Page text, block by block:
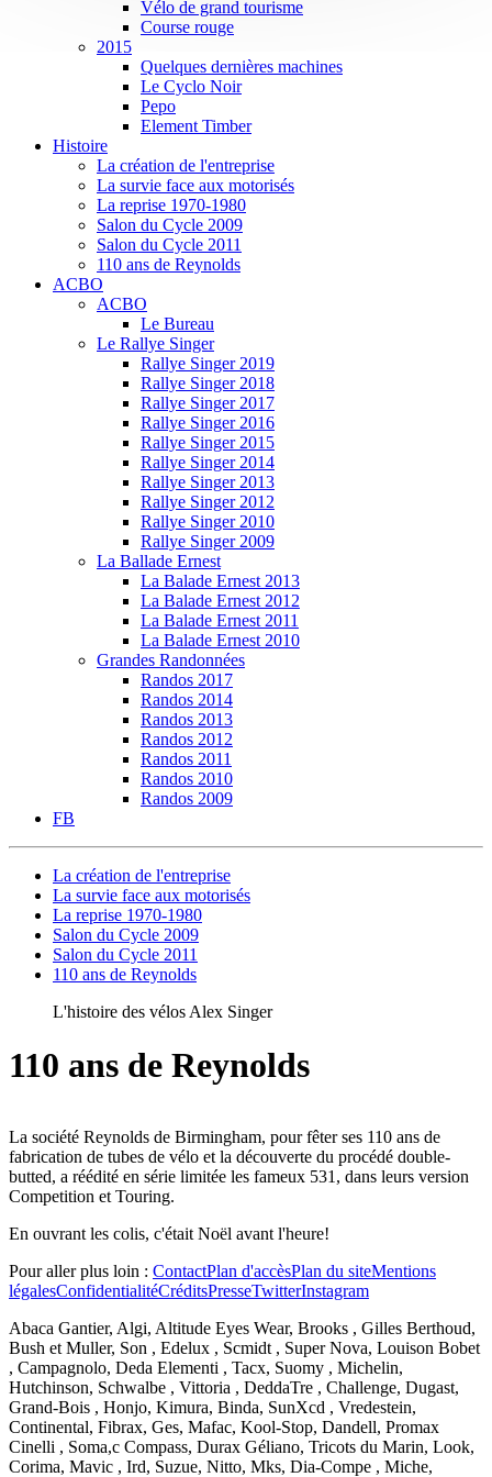
Vélo de grand tourisme
Course rouge
2015
Quelques dernières machines
Le Cyclo Noir
Pepo
Element Timber
Histoire
La création de l'entreprise
La survie face aux motorisés
La reprise 1970-1980
Salon du Cycle 2009
Salon du Cycle 2011
110 ans de Reynolds
ACBO
ACBO
Le Bureau
Le Rallye Singer
Rallye Singer 2019
Rallye Singer 2018
Rallye Singer 2017
Rallye Singer 2016
Rallye Singer 2015
Rallye Singer 2014
Rallye Singer 2013
Rallye Singer 2012
Rallye Singer 2010
Rallye Singer 2009
La Ballade Ernest
La Balade Ernest 2013
La Balade Ernest 2012
La Balade Ernest 2011
La Balade Ernest 2010
Grandes Randonnées
Randos 2017
Randos 2014
Randos 2013
Randos 2012
Randos 2011
Randos 2010
Randos 2009
FB
La création de l'entreprise
La survie face aux motorisés
La reprise 1970-1980
Salon du Cycle 2009
Salon du Cycle 2011
110 ans de Reynolds
L'histoire des vélos Alex Singer
110 ans de Reynolds
La société Reynolds de Birmingham, pour fêter ses 110 ans de
fabrication de tubes de vélo et la découverte du procédé double-
butted, a réédité en série limitée les fameux 531, dans leurs version
Competition et Touring.
En ouvrant les colis, c'était Noël avant l'heure!
Pour aller plus loin : ContactPlan d'accèsPlan du siteMentions
légalesConfidentialitéCréditsPresseTwitterInstagram
Abaca Gantier, Algi, Altitude Eyes Wear, Brooks , Gilles Berthoud,
Bush et Muller, Son , Edelux , Scmidt , Super Nova, Louison Bobet
, Campagnolo, Deda Elementi , Tacx, Suomy , Michelin,
Hutchinson, Schwalbe , Vittoria , DeddaTre , Challenge, Dugast,
Grand-Bois , Honjo, Kimura, Binda, SunXcd , Vredestein,
Continental, Fibrax, Ges, Mafac, Kool-Stop, Dandell, Promax
Cinelli , Soma,c Compass, Durax Géliano, Tricots du Marin, Look,
Corima, Mavic , Ird, Suzue, Nitto, Mks, Dia-Compe , Miche,